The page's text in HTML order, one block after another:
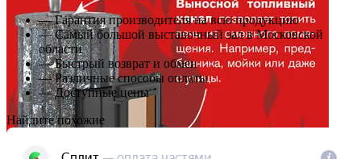
— Гарантия производителя на всю продукцию
— Самый большой выставочный зал в Московской
области
— Быстрый возврат и обмен
— Различные способы оплаты
— Доступные цены
Найдите похожие